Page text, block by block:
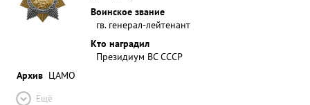
Воинское звание
гв. генерал-лейтенант
Кто наградил
Президиум ВС СССР
Архив ЦАМО
Ещё